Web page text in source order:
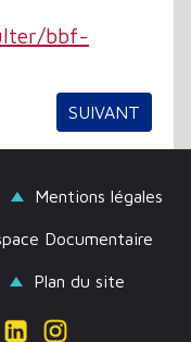
bbf-
TIERS-LIEU
ARTICLE
SUIVANT
Mentions légales
Documentaire
Plan du site